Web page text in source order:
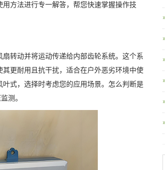
方法进行专一解答，帮您快速掌握操作技
转动并将运动传递给内部齿轮系统。这个系
更耐用且抗干扰，适合在户外恶劣环境中使
式，选择时考虑您的应用场景。怎么判断是
测。